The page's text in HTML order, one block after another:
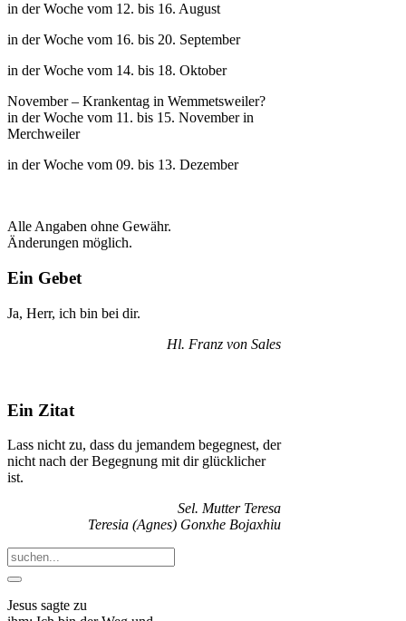
in der Woche vom 12. bis 16. August
in der Woche vom 16. bis 20. September
in der Woche vom 14. bis 18. Oktober
November – Krankentag in Wemmetsweiler?
in der Woche vom 11. bis 15. November in
Merchweiler
in der Woche vom 09. bis 13. Dezember
Alle Angaben ohne Gewähr.
Änderungen möglich.
Ein Gebet
Ja, Herr, ich bin bei dir.
Hl. Franz von Sales
Ein Zitat
Lass nicht zu, dass du jemandem begegnest, der
nicht nach der Begegnung mit dir glücklicher
ist.
Sel. Mutter Teresa
Teresia (Agnes) Gonxhe Bojaxhiu
Jesus sagte zu